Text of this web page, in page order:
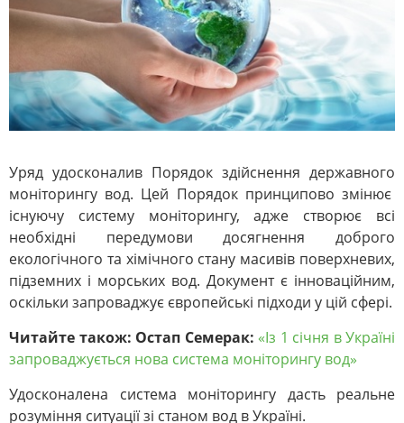
Уряд удосконалив Порядок здійснення державного
моніторингу вод. Цей Порядок принципово змінює
існуючу систему моніторингу, адже створює всі
необхідні передумови досягнення доброго
екологічного та хімічного стану масивів поверхневих,
підземних і морських вод. Документ є інноваційним,
оскільки запроваджує європейські підходи у цій сфері.
Читайте також: Остап Семерак: «Із 1 січня в Україні
запроваджується нова система моніторингу вод»
Удосконалена система моніторингу дасть реальне
розуміння ситуації зі станом вод в Україні.